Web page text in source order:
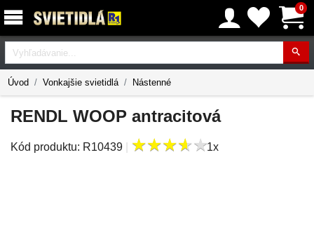
0
Vyhľadávanie
Úvod Vonkajšie svietidlá Nástenné
RENDL WOOP antracitová
Kód produktu: R10439 ★★★★★
★★★★★1x